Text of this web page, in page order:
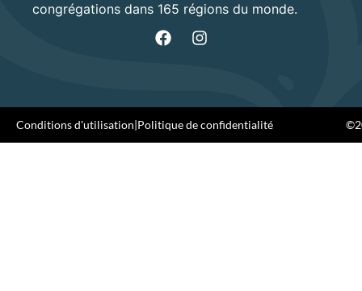
congrégations dans 165 régions du monde.
Conditions d'utilisation|Politique de confidentialité